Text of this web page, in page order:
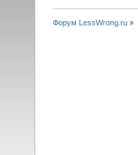
Форум LessWrong.ru »